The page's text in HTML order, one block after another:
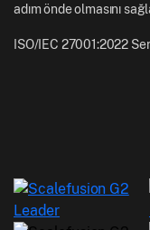
adım önde olmasını
ISO/IEC 27001:2022